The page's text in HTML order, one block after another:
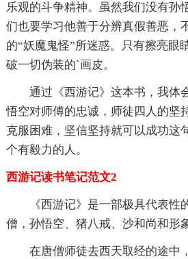
乐观的斗争精神。虽然我们没有孙
们也要学习他善于分辨真假善恶，
的“妖魔鬼怪”所迷惑。只有擦亮眼
破一切伪装的`画皮。
通过《西游记》这本书，我体
悟空对师傅的忠诚，师徒四人的坚
克服困难，坚信坚持就可以成功这
个有毅力的人。
西游记读书笔记范文2
《西游记》是一部极具代表性
僧，孙悟空、猪八戒、沙和尚和形
在唐僧师徒去西天取经的途中，